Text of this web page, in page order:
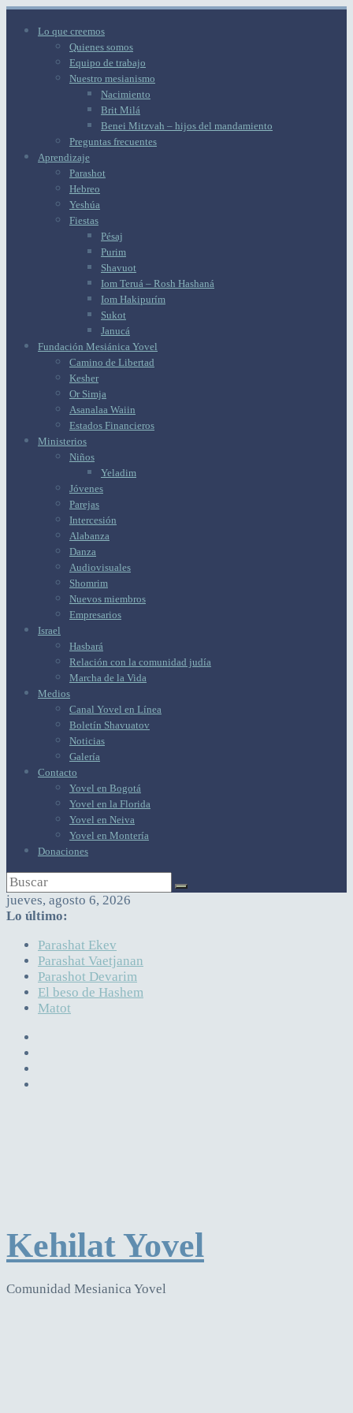
Lo que creemos
Quienes somos
Equipo de trabajo
Nuestro mesianismo
Nacimiento
Brit Milá
Benei Mitzvah – hijos del mandamiento
Preguntas frecuentes
Aprendizaje
Parashot
Hebreo
Yeshúa
Fiestas
Pésaj
Purim
Shavuot
Iom Teruá – Rosh Hashaná
Iom Hakipurím
Sukot
Janucá
Fundación Mesiánica Yovel
Camino de Libertad
Kesher
Or Simja
Asanalaa Waiin
Estados Financieros
Ministerios
Niños
Yeladim
Jóvenes
Parejas
Intercesión
Alabanza
Danza
Audiovisuales
Shomrim
Nuevos miembros
Empresarios
Israel
Hasbará
Relación con la comunidad judía
Marcha de la Vida
Medios
Canal Yovel en Línea
Boletín Shavuatov
Noticias
Galería
Contacto
Yovel en Bogotá
Yovel en la Florida
Yovel en Neiva
Yovel en Montería
Donaciones
jueves, agosto 6, 2026
Lo último:
Parashat Ekev
Parashat Vaetjanan
Parashot Devarim
El beso de Hashem
Matot
Kehilat Yovel
Comunidad Mesianica Yovel